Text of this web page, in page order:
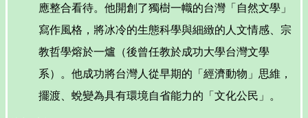
應整合看待。他開創了獨樹一幟的台灣「自然文學」
寫作風格，將冰冷的生態科學與細緻的人文情感、宗
教哲學熔於一爐（後曾任教於成功大學台灣文學
系）。他成功將台灣人從早期的「經濟動物」思維，
擺渡、蛻變為具有環境自省能力的「文化公民」。